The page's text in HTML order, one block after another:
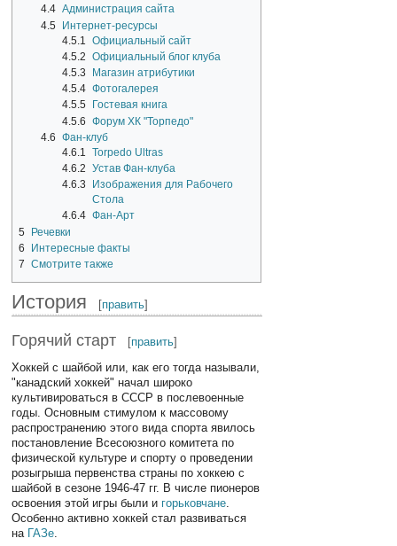
4.4 Администрация сайта
4.5 Интернет-ресурсы
4.5.1
Официальный сайт
4.5.2 Официальный блог клуба
4.5.3
Магазин атрибутики
4.5.4 Фотогалерея
4.5.5
Гостевая книга
4.5.6 Форум ХК "Торпедо"
4.6 Фан-клуб
4.6.1 Torpedo Ultras
4.6.2 Устав Фан-клуба
4.6.3
Изображения для Рабочего
Стола
4.6.4 Фан-Арт
5 Речевки
6
Интересные факты
7
Смотрите также
История [править]
Горячий старт [править]
Хоккей с шайбой или, как его тогда называли,
"канадский хоккей" начал широко
культивироваться в СССР в послевоенные
годы. Основным стимулом к массовому
распространению этого вида спорта явилось
постановление Всесоюзного комитета по
физической культуре и спорту о проведении
розыгрыша первенства страны по хоккею с
шайбой в сезоне 1946-47 гг. В числе пионеров
освоения этой игры были и горьковчане.
Особенно активно хоккей стал развиваться
на ГАЗе.